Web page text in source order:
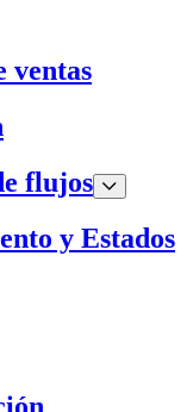
ventas
flujos
y Estados